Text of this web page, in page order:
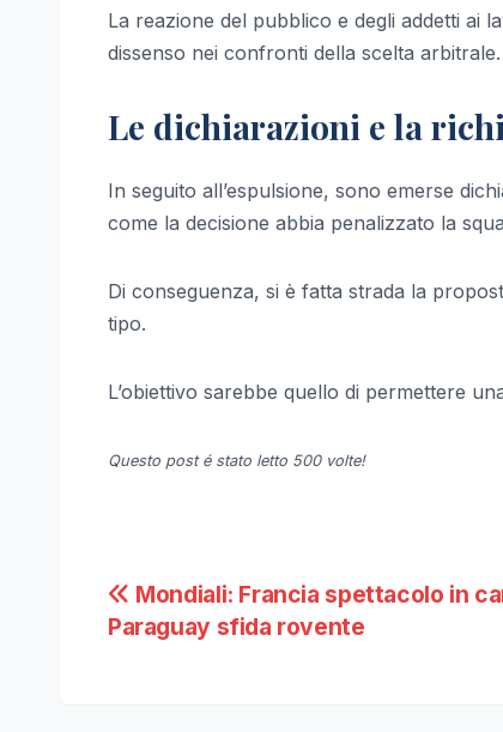
La reazione del pubblico e degli addetti ai
dissenso nei confronti della scelta arbitrale.
Le dichiarazioni e la
In seguito all’espulsione, sono emerse
come la decisione abbia penalizzato la
Di conseguenza, si è fatta strada la
tipo.
L’obiettivo sarebbe quello di permettere
Questo post é stato letto 500 volte!
Navigazione
articoli
Mondiali: Francia spettacolo in
Paraguay sfida rovente